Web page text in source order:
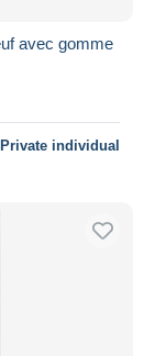
avec gomme
Private individual